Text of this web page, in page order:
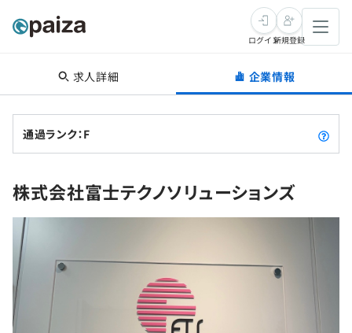
転職・キャリア
転職成功ガイド
インタビュー
転職成功ガイド
新卒就活
求人検索
本選考
インターン
新卒エージェント
学習
講座一覧
スキルチェック
プログラミング言語
ゲーム・マンガ
メディア
ログイン新規登録
求人詳細 企業情報
通過ランク：F
株式会社富士テクノソリューションズ